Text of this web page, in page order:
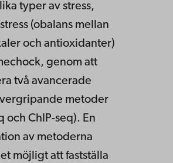
typer av stress,
(obalans mellan
och antioxidanter)
genom att
två avancerade
metoder
och ChIP-seq). En
av metoderna
möjligt att fastställa